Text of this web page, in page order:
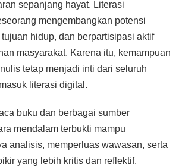
sepanjang hayat. Literasi
mengembangkan potensi
hidup, dan berpartisipasi aktif
masyarakat. Karena itu, kemampuan
tetap menjadi inti dari seluruh
literasi digital.
buku dan berbagai sumber
mendalam terbukti mampu
analisis, memperluas wawasan, serta
yang lebih kritis dan reflektif.